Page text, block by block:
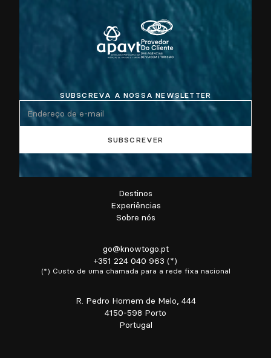
SUBSCREVA A NOSSA NEWSLETTER
Destinos
Experiências
Sobre nós
go@knowtogo.pt
+351 224 040 963 (*)
(*) Custo de uma chamada para a rede fixa nacional
R. Pedro Homem de Melo, 444
4150-598 Porto
Portugal